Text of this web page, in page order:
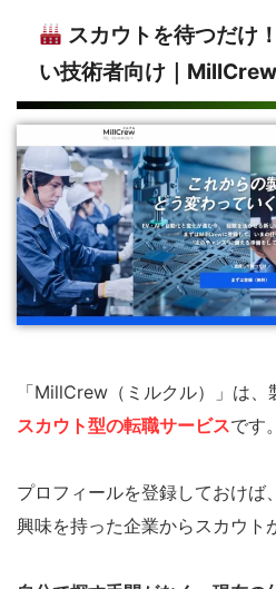
スカウトを待つだけ
い技術者向け｜MillCrew
「MillCrew（ミルクル）」は
スカウト型の転職サービスです。
プロフィールを登録しておけば
興味を持った企業からスカウト